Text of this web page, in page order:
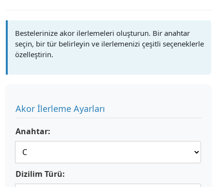
Bestelerinize akor ilerlemeleri oluşturun. Bir anahtar
seçin, bir tür belirleyin ve ilerlemenizi çeşitli seçeneklerle
özelleştirin.
Akor İlerleme Ayarları
Anahtar:
Dizilim Türü: